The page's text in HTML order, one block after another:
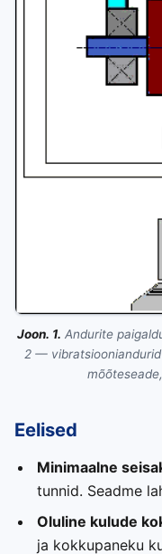
Joon. 1. Andurite
2 —
Eelised
Minimaalne
tunnid. Seadme
Oluline kulude
ja kokkupaneku